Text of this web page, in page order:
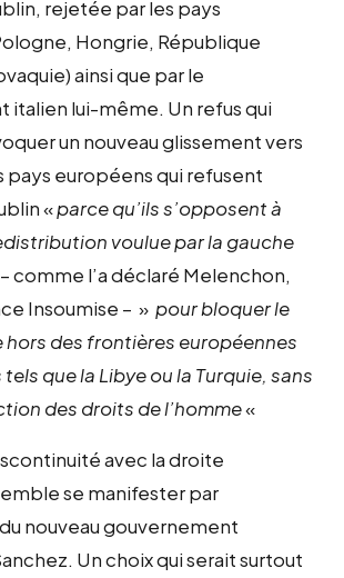
rejetée par les pays
Hongrie, République
ainsi que par le
italien lui-même. Un refus qui
un nouveau glissement vers
pays européens qui refusent
«parce qu’ils s’opposent à
voulue par la gauche
– comme l’a déclaré Melenchon,
Insoumise – » pour bloquer le
hors des frontières européennes
que la Libye ou la Turquie, sans
des droits de l’homme«
avec la droite
se manifester par
nouveau gouvernement
Un choix qui serait surtout